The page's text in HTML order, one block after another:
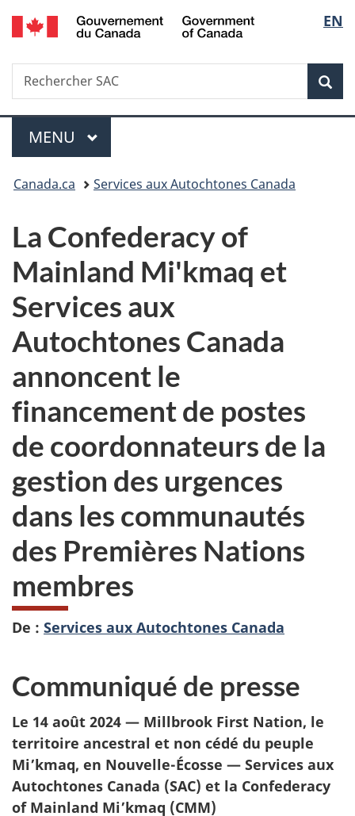
Passer
au
Passer
à
du
Passer
à
simplifiée
de
la
EN
Recherche
Rechercher
SAC
Menu
MENU PRINCIPAL
Vous
ici :
Canada.ca Services aux Autochtones Canada
La Confederacy of
Mainland Mi'kmaq et
Services aux
Autochtones Canada
annoncent le
financement de postes
de coordonnateurs de la
gestion des urgences
dans les communautés
des Premières Nations
membres
De : Services aux Autochtones Canada
Communiqué de presse
Le 14 août 2024 — Millbrook First Nation, le
territoire ancestral et non cédé du peuple
Mi’kmaq, en Nouvelle-Écosse — Services aux
Autochtones Canada (SAC) et la Confederacy
of Mainland Mi’kmaq (CMM)